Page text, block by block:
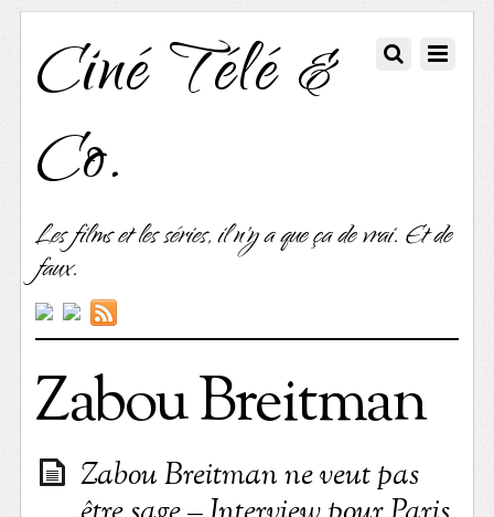
Ciné Télé &
Co.
Les films et les séries, il n'y a que ça de vrai. Et de
faux.
Zabou Breitman
Zabou Breitman ne veut pas